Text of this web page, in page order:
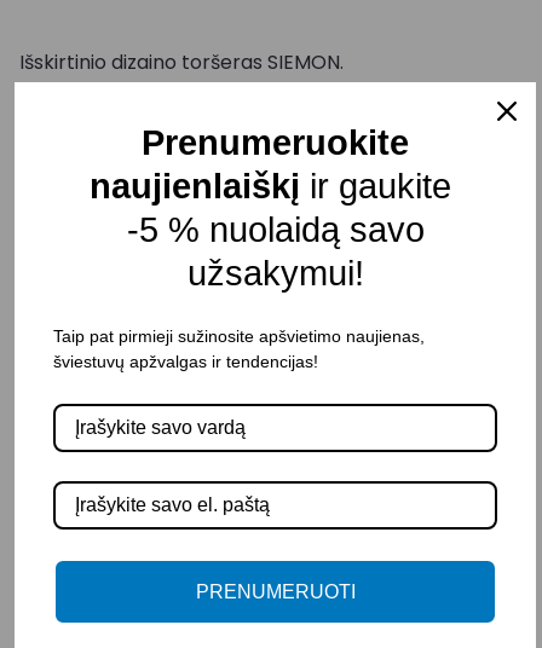
Išskirtinio dizaino toršeras SIEMON.
Maitinimo įtampa: 230 V
Aukštis: 1600 mm
Diametras: 350 mm
Atsparumas drėgmei: IP20
Pristatymo terminas: 25-30 d. d
+ Į KREPŠELĮ
Prenumeruokite
naujienlaiškį ir gaukite
-5 % nuolaidą savo
užsakymui!
Taip pat pirmieji sužinosite apšvietimo naujienas,
šviestuvų apžvalgas ir tendencijas!
PRENUMERUOTI